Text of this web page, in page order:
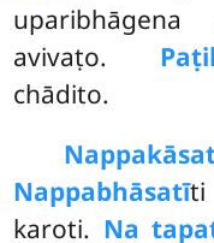
avivaṭo.
chādito.
Nappabhāsatīti
karoti. Na